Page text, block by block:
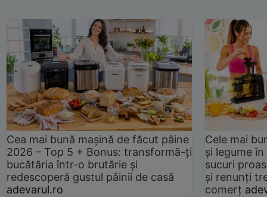
Cea mai bună mașină de făcut pâine
2026 – Top 5 + Bonus: transformă-ți
bucătăria într-o brutărie și
redescoperă gustul pâinii de casă
adevarul.ro
Cele mai
și legume
sucuri
și renunți
comerț